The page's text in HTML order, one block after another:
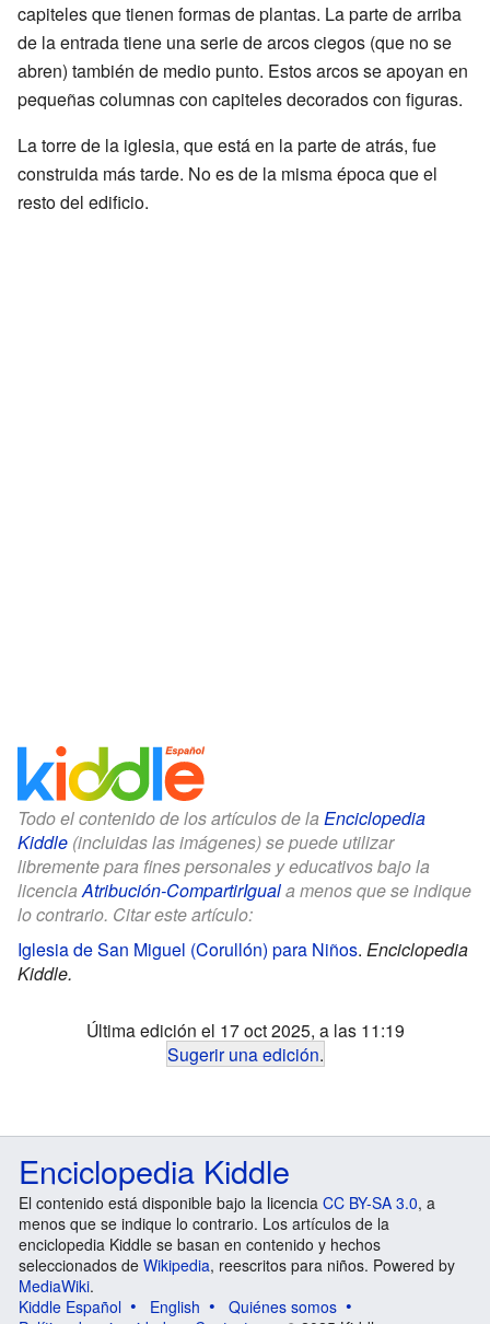
capiteles que tienen formas de plantas. La parte de arriba
de la entrada tiene una serie de arcos ciegos (que no se
abren) también de medio punto. Estos arcos se apoyan en
pequeñas columnas con capiteles decorados con figuras.
La torre de la iglesia, que está en la parte de atrás, fue
construida más tarde. No es de la misma época que el
resto del edificio.
Todo el contenido de los artículos de la Enciclopedia
Kiddle (incluidas las imágenes) se puede utilizar
libremente para fines personales y educativos bajo la
licenciaAtribución-CompartirIguala menos que se indique
lo contrario. Citar este artículo:
Iglesia de San Miguel (Corullón) para Niños. Enciclopedia
Kiddle.
Última edición el 17 oct 2025, a las 11:19
Sugerir una edición.
Enciclopedia Kiddle
El contenido está disponible bajo la licencia CC BY-SA 3.0, a
menos que se indique lo contrario. Los artículos de la
enciclopedia Kiddle se basan en contenido y hechos
seleccionados de Wikipedia, reescritos para niños. Powered by
MediaWiki.
Kiddle Español
English
Quiénes somos